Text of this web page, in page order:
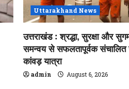
Uttarakhand News
उत्तराखंड : श्रद्धा, सुरक्षा और
समन्वय से सफलतापूर्वक संचालित
कांवड़ यात्रा
admin August 6, 2026